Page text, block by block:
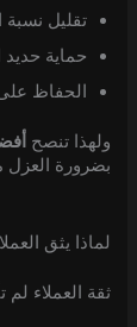
تقليل نسبة
حماية حديد
الحفاظ
ولهذا تنصح
بضرورة العزل
لماذا يثق
ثقة العملاء